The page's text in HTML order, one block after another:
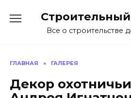
содержаниюВсе о строительстве
ГЛАВНАЯ » ГАЛЕРЕЯ
Декор